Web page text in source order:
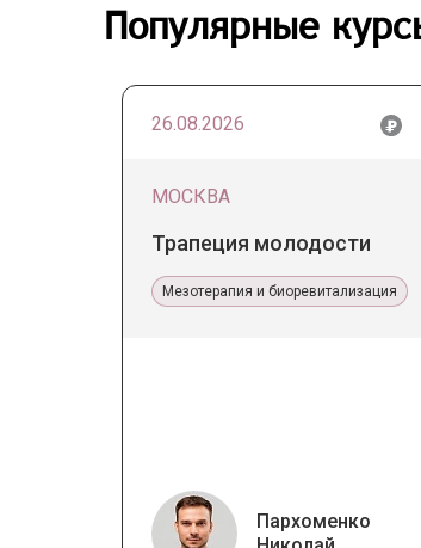
Популярные
26.08.2026
МОСКВА
Трапеция молодости
Мезотерапия и биоревитализация
Пархоменко